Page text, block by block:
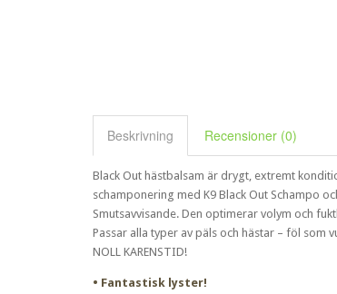
Beskrivning Recensioner (0)
Black Out hästbalsam är drygt, extremt
schamponering med K9 Black Out Schampo
Smutsavvisande. Den optimerar volym och
Passar alla typer av päls och hästar – föl som
NOLL KARENSTID!
• Fantastisk lyster!